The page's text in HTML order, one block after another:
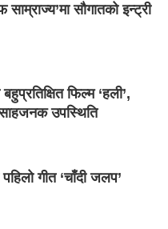
सौगातको इन्ट्री
फिल्म ‘हली’,
उपस्थिति
गीत ‘चाँदी जलप’